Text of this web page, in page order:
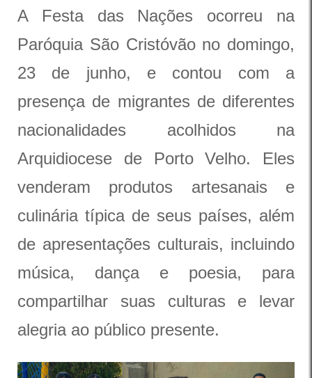
A Festa das Nações ocorreu na
Paróquia São Cristóvão no domingo,
23 de junho, e contou com a
presença de migrantes de diferentes
nacionalidades acolhidos na
Arquidiocese de Porto Velho. Eles
venderam produtos artesanais e
culinária típica de seus países, além
de apresentações culturais, incluindo
música, dança e poesia, para
compartilhar suas culturas e levar
alegria ao público presente.